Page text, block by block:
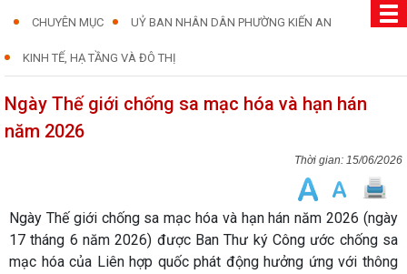
CHUYÊN MỤC UỶ BAN NHÂN DÂN PHƯỜNG KIẾN AN
KINH TẾ, HẠ TẦNG VÀ ĐÔ THỊ
Ngày Thế giới chống sa mạc hóa và hạn hán
năm 2026
15/06/2026
Ngày Thế giới chống sa mạc hóa và hạn hán năm 2026 (ngày
17 tháng 6 năm 2026) được Ban Thư ký Công ước chống sa
mạc hóa của Liên hợp quốc phát động hưởng ứng với thông